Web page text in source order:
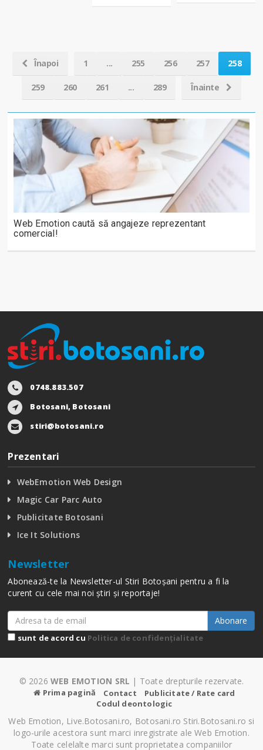
Înapoi 1 ... 255 256 257 258
259 260 261 ... 289 Înainte
Web Emotion caută să angajeze reprezentant
comercial!
0748.883.507
Botosani, Botosani
stiri@botosani.ro
Prezentari
WebEmotion Web Design
Magic Car Parc Auto
Publicitate Botosani
Ice It Solutions
Newsletter
Abonează-te la Newsletter-ul Stiri Botoșani pentru a fi la
curent cu cele mai noi știri și reportaje!
Abonare
sunt de acord cu Politica de confidențialitate
© 2026 WEB EMOTION SRL | Toate drepturile rezervate.
Prima pagină Contact
Publicitate / Rate card
Codul deontologic
Web Emotion, Live.Botosani.ro, Botosani.ro Stiri.Botosani.ro si
logo-urile acestora sunt marci inregistrate ale Web Emotion.
Toate celelalte marci sunt proprietatea companiilor